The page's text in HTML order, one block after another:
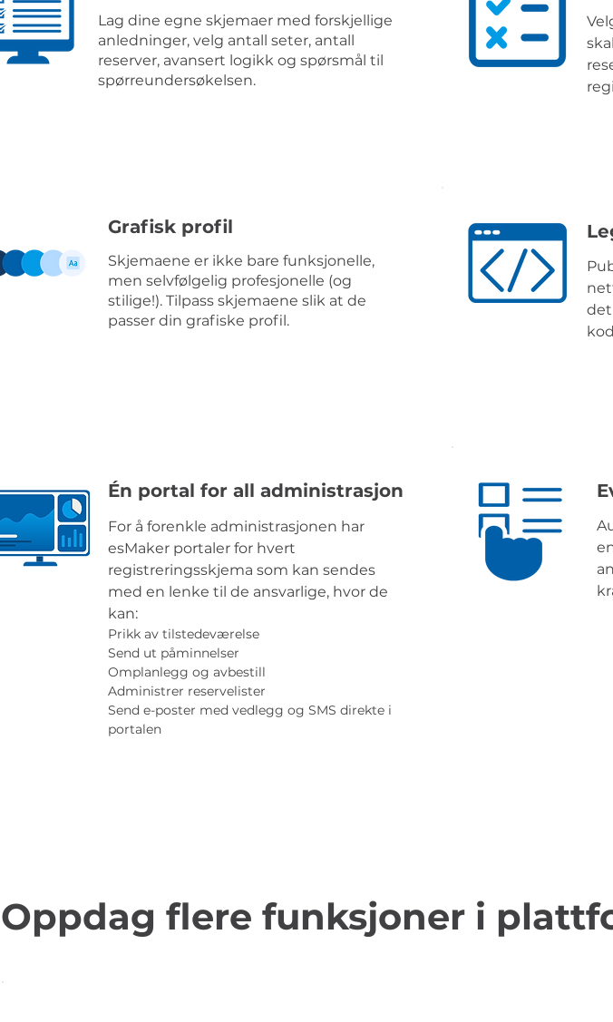
Lag dine egne skjemaer med forskjellige
anledninger, velg antall seter, antall
reserver, avansert logikk og spørsmål til
spørreundersøkelsen.
Grafisk profil
Skjemaene er ikke bare funksjonelle,
men selvfølgelig profesjonelle (og
stilige!). Tilpass skjemaene slik at de
passer din grafiske profil.
det
Én portal for all administrasjon
For å forenkle administrasjonen har
esMaker portaler for hvert
registreringsskjema som kan sendes
med en lenke til de ansvarlige, hvor de
kan:
Prikk av tilstedeværelse
Send ut påminnelser
Omplanlegg og avbestill
Administrer reservelister
Send e-poster med vedlegg og SMS direkte i
portalen
Oppdag flere funksjoner i